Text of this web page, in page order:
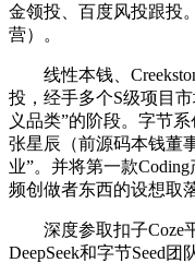
金领投、百度风投跟投
营）。
线性本钱、
投，经手多个S级项目
义品类”的阶段。字节
张星辰（前源码本钱董
业”。并将第一款
频创做者东西的设想取
深度参取扣子Coze平
DeepSeek和字节Seed